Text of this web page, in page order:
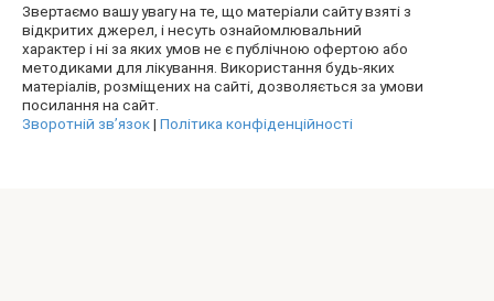
Звертаємо вашу увагу на те, що матеріали сайту взяті з
відкритих джерел, і несуть ознайомлювальний
характер і ні за яких умов не є публічною офертою або
методиками для лікування. Використання будь-яких
матеріалів, розміщених на сайті, дозволяється за умови
посилання на сайт.
Зворотній зв’язок| Політика конфіденційності